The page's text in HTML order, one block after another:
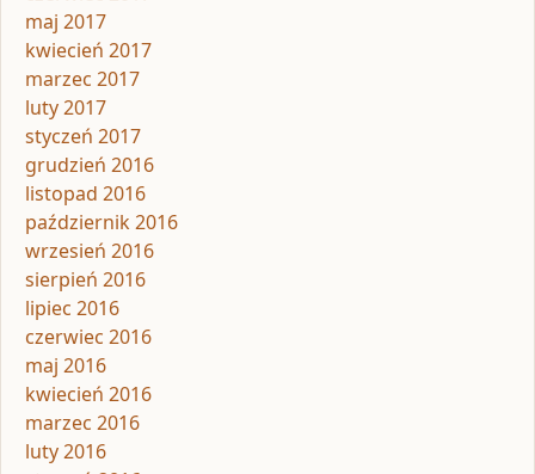
maj 2017
kwiecień 2017
marzec 2017
luty 2017
styczeń 2017
grudzień 2016
listopad 2016
październik 2016
wrzesień 2016
sierpień 2016
lipiec 2016
czerwiec 2016
maj 2016
kwiecień 2016
marzec 2016
luty 2016